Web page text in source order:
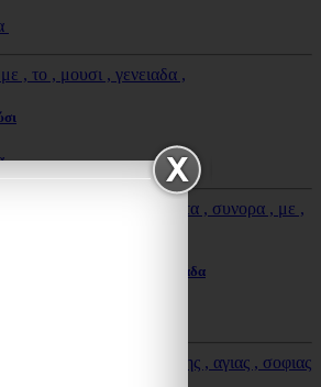
κοντά στα σύνορα με Ελλάδα